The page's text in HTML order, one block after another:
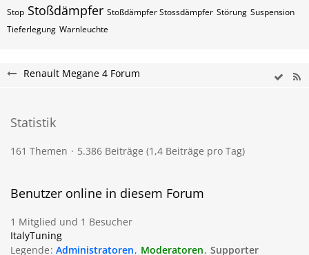
Stop Stoßdämpfer Stoßdämpfer Stossdämpfer Störung Suspension
Tieferlegung Warnleuchte
Renault Megane 4 Forum
Statistik
161 Themen 5.386 Beiträge (1,4 Beiträge pro Tag)
Benutzer online in diesem Forum
1 Mitglied und 1 Besucher
ItalyTuning
Legende Administratoren Moderatoren Supporter